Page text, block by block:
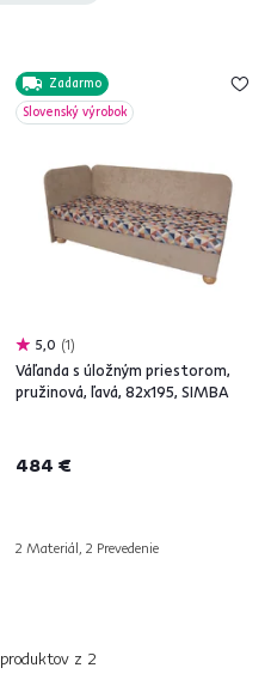
Zadarmo
Slovenský výrobok
5,0 1
Váľanda s úložným priestorom,
pružinová, ľavá, 82x195, SIMBA
484 €
2 Materiál, 2 Prevedenie
produktov z 2